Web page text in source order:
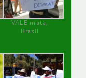
VALE mata,
Brasil